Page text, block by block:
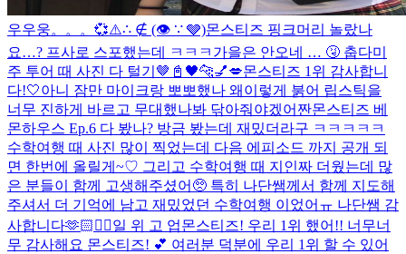
우우웅。。。💞⚠️∴ ∉ (👁 ∵ 🩶)몬스티즈 핑크머리 놀랐나
요…? 프사로 스포했는데 ㅋㅋㅋ 가을은 안오네 … 🤧 춥다미
주 투어 때 사진 다 털기🤎 📓🖤🐆💅💋몬스티즈 1위 감사합니
다!🤍아니 잠만 마이크랑 뽀뽀했나 왜이렇게 붉어 립스틱을
너무 진하게 바르고 무대했나봐 닦아줘야겠어 짠몬스티즈 베
몬하우스 Ep.6 다 봤나? 방금 봤는데 재밌더라구 ㅋㅋㅋㅋㅋ
수학여행 때 사진 많이 찍었는데 다음 에피소드 까지 공개 되
면 한번에 올릴게~♡ 그리고 수학여행 때 지인짜 더웠는데 많
은 분들이 함께 고생해주셨어🥺 특히 나단쌤께서 함께 지도해
주셔서 더 기억에 남고 재밌었던 수학여행 이었어ㅠ 나단쌤 감
사합니다🫶🏻 ❤️‍🔥일 위 고 업몬스티즈! 우리 1위 했어!! 너무너
무 감사해요 몬스티즈! 💕 여러분 덕분에 우리 1위 할 수 있어